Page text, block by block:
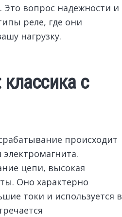
вопрос надежности и
реле, где они
нагрузку.
с
происходит
цепи, высокая
Оно характерно
токи и используется в